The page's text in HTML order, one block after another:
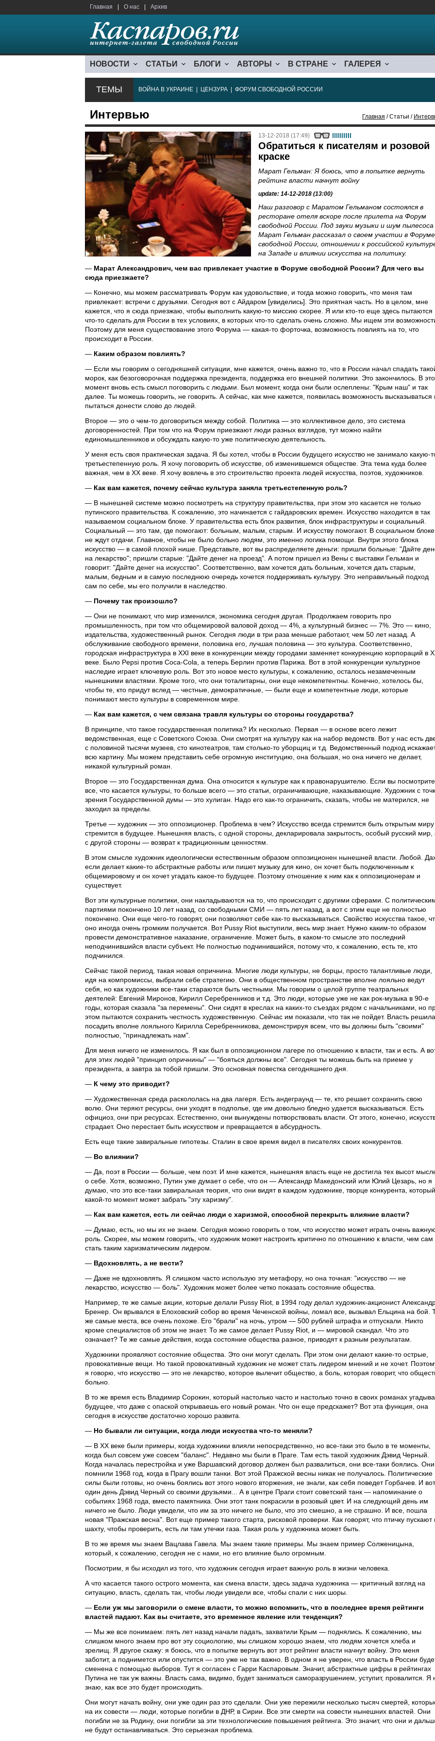
Главная О нас Архив
НОВОСТИ СТАТЬИ БЛОГИ АВТОРЫ В СТРАНЕ ГАЛЕРЕЯ
ТЕМЫ ВОЙНА В УКРАИНЕ ЦЕНЗУРА ФОРУМ СВОБОДНОЙ РОССИИ
Интервью Главная / Статьи /
13-12-2018 (17:49)
Обратиться к писателям и розовой
краске
Марат Гельман: Я боюсь, что в попытке вернуть
рейтинг власти начнут войну
update: 14-12-2018 (13:00)
Наш разговор с Маратом Гельманом состоялся в
ресторане отеля вскоре после прилета на Форум
свободной России. Под звуки музыки и шум пылесоса
Марат Гельман рассказал о своем участии в Форуме
свободной России, отношении к российской
на Западе и влиянии искусства на политику.
— Марат Александрович, чем вас привлекает участие в Форуме свободной России? Для чего вы
сюда приезжаете?
— Конечно, мы можем рассматривать Форум как удовольствие, и тогда можно говорить, что меня там
привлекает: встречи с друзьями. Сегодня вот с Айдаром [увиделись]. Это приятная часть. Но в целом, мне
кажется, что я сюда приезжаю, чтобы выполнить какую-то миссию скорее. Я или кто-то еще здесь пытаются
что-то сделать для России в тех условиях, в которых что-то сделать очень сложно. Мы ищем эти
Поэтому для меня существование этого Форума — какая-то форточка, возможность повлиять на то, что
происходит в России.
— Каким образом повлиять?
— Если мы говорим о сегодняшней ситуации, мне кажется, очень важно то, что в России начал спадать
морок, как безоговорочная поддержка президента, поддержка его внешней политики. Это закончилось. В
момент вновь есть смысл поговорить с людьми. Был момент, когда они были ослеплены: "Крым наш" и так
далее. Ты можешь говорить, не говорить. А сейчас, как мне кажется, появилась возможность высказываться
пытаться донести слово до людей.
Второе — это о чем-то договориться между собой. Политика — это коллективное дело, это система
договоренностей. При том что на Форум приезжают люди разных взглядов, тут можно найти
единомышленников и обсуждать какую-то уже политическую деятельность.
У меня есть своя практическая задача. Я бы хотел, чтобы в России будущего искусство не занимало какую-
третьестепенную роль. Я хочу поговорить об искусстве, об изменившемся обществе. Эта тема куда более
важная, чем в ХХ веке. Я хочу вовлечь в это строительство проекта людей искусства, поэтов, художников.
— Как вам кажется, почему сейчас культура заняла третьестепенную роль?
— В нынешней системе можно посмотреть на структуру правительства, при этом это касается не только
путинского правительства. К сожалению, это начинается с гайдаровских времен. Искусство находится в так
называемом социальном блоке. У правительства есть блок развития, блок инфраструктуры и социальный.
Социальный — это там, где помогают: больным, малым, старым. И искусству помогают. В социальном блоке
не ждут отдачи. Главное, чтобы не было больно людям, это именно логика помощи. Внутри этого блока
искусство — в самой плохой нише. Представьте, вот вы распределяете деньги: пришли больные: "Дайте
на лекарство"; пришли старые: "Дайте денег на проезд". А потом пришел из Вены с выставки Гельман и
говорит: "Дайте денег на искусство". Соответственно, вам хочется дать больным, хочется дать старым,
малым, бедным и в самую последнюю очередь хочется поддерживать культуру. Это неправильный подход
сам по себе, мы его получили в наследство.
— Почему так произошло?
— Они не понимают, что мир изменился, экономика сегодня другая. Продолжаем говорить про
промышленность, при том что общемировой валовой доход — 4%, а культурный бизнес — 7%. Это — кино,
издательства, художественный рынок. Сегодня люди в три раза меньше работают, чем 50 лет назад. А
обслуживание свободного времени, половина его, лучшая половина — это культура. Соответственно,
городская инфраструктура в ХХI веке в конкуренции между городами заменяет конкуренцию корпораций в
веке. Было Pepsi против Coca-Cola, а теперь Берлин против Парижа. Вот в этой конкуренции культурное
наследие играет ключевую роль. Вот это новое место культуры, к сожалению, осталось незамеченным
нынешними властями. Кроме того, что они тоталитарны, они еще некомпетентны. Конечно, хотелось бы,
чтобы те, кто придут вслед — честные, демократичные, — были еще и компетентные люди, которые
понимают место культуры в современном мире.
— Как вам кажется, с чем связана травля культуры со стороны государства?
В принципе, что такое государственная политика? Их несколько. Первая — в основе всего лежит
ведомственная, еще с Советского Союза. Они смотрят на культуру как на набор ведомств. Вот у нас есть
с половиной тысячи музеев, сто кинотеатров, там столько-то уборщиц и т.д. Ведомственный подход
всю картину. Мы можем представить себе огромную институцию, она большая, но она ничего не делает,
никакой культурный роман.
Второе — это Государственная дума. Она относится к культуре как к правонарушителю. Если вы посмотрите
все, что касается культуры, то больше всего — это статьи, ограничивающие, наказывающие. Художник с
зрения Государственной думы — это хулиган. Надо его как-то ограничить, сказать, чтобы не матерился, не
заходил за пределы.
Третье — художник — это оппозиционер. Проблема в чем? Искусство всегда стремится быть открытым миру
стремится в будущее. Нынешняя власть, с одной стороны, декларировала закрытость, особый русский мир,
с другой стороны — возврат к традиционным ценностям.
В этом смысле художник идеологически естественным образом оппозиционен нынешней власти. Любой.
если делает какие-то абстрактные работы или пишет музыку для кино, он хочет быть подключенным к
общемировому и он хочет угадать какое-то будущее. Поэтому отношение к ним как к оппозиционерам и
существует.
Вот эти культурные политики, они накладываются на то, что происходит с другими сферами. С
партиями покончено 10 лет назад, со свободными СМИ — пять лет назад, а вот с этим еще не полностью
покончено. Они еще чего-то говорят, они позволяют себе как-то высказываться. Свойство искусства такое,
оно иногда очень громким получается. Вот Pussy Riot выступили, весь мир знает. Нужно каким-то образом
провести демонстративное наказание, ограничение. Может быть, в каком-то смысле это последний
неподчинившийся власти субъект. Не полностью подчинившийся, потому что, к сожалению, есть те, кто
подчинился.
Сейчас такой период, такая новая опричнина. Многие люди культуры, не борцы, просто талантливые люди,
идя на компромиссы, выбрали себе стратегию. Они в общественном пространстве вполне лояльно ведут
себя, но как художники все-таки стараются быть честными. Мы говорим о целой группе театральных
деятелей: Евгений Миронов, Кирилл Серебренников и т.д. Это люди, которые уже не как рок-музыка в 90-е
годы, которая сказала "за перемены". Они сидят в креслах на каких-то съездах рядом с начальниками, но
этом пытаются сохранить честность художественную. Сейчас им показали, что так не пойдет. Власть решила
посадить вполне лояльного Кирилла Серебренникова, демонстрируя всем, что вы должны быть "своими"
полностью, "принадлежать нам".
Для меня ничего не изменилось. Я как был в оппозиционном лагере по отношению к власти, так и есть. А
для этих людей "принцип опричнины" — "бояться должны все". Сегодня ты можешь быть на приеме у
президента, а завтра за тобой пришли. Это основная повестка сегодняшнего дня.
— К чему это приводит?
— Художественная среда раскололась на два лагеря. Есть андеграунд — те, кто решает сохранить свою
волю. Они теряют ресурсы, они уходят в подполье, где им довольно бледно удается высказываться. Есть
официоз, они при ресурсах. Естественно, они вынуждены потворствовать власти. От этого, конечно,
страдает. Оно перестает быть искусством и превращается в абсурдность.
Есть еще такие завиральные гипотезы. Сталин в свое время видел в писателях своих конкурентов.
— Во влиянии?
— Да, поэт в России — больше, чем поэт. И мне кажется, нынешняя власть еще не достигла тех высот
о себе. Хотя, возможно, Путин уже думает о себе, что он — Александр Македонский или Юлий Цезарь, но я
думаю, что это все-таки завиральная теория, что они видят в каждом художнике, творце конкурента,
какой-то момент может забрать "эту харизму".
— Как вам кажется, есть ли сейчас люди с харизмой, способной перекрыть влияние власти?
— Думаю, есть, но мы их не знаем. Сегодня можно говорить о том, что искусство может играть очень
роль. Скорее, мы можем говорить, что художник может настроить критично по отношению к власти, чем сам
стать таким харизматическим лидером.
— Вдохновлять, а не вести?
— Даже не вдохновлять. Я слишком часто использую эту метафору, но она точная: "искусство — не
лекарство, искусство — боль". Художник может более четко показать состояние общества.
Например, те же самые акции, которые делали Pussy Riot, в 1994 году делал художник-акционист
Бренер. Он врывался в Елоховский собор во время Чеченской войны, ломал все, вызывал Ельцина на бой.
же самые места, все очень похоже. Его "брали" на ночь, утром — 500 рублей штрафа и отпускали. Никто
кроме специалистов об этом не знает. То же самое делает Pussy Riot, и — мировой скандал. Что это
означает? Те же самые действия, когда состояние общества разное, приводят к разным результатам.
Художники проявляют состояние общества. Это они могут сделать. При этом они делают какие-то острые,
провокативные вещи. Но такой провокативный художник не может стать лидером мнений и не хочет.
я говорю, что искусство — это не лекарство, которое вылечит общество, а боль, которая говорит, что
больно.
В то же время есть Владимир Сорокин, который настолько часто и настолько точно в своих романах
будущее, что даже с опаской открываешь его новый роман. Что он еще предскажет? Вот эта функция, она
сегодня в искусстве достаточно хорошо развита.
— Но бывали ли ситуации, когда люди искусства что-то меняли?
— В ХХ веке были примеры, когда художники влияли непосредственно, но все-таки это было в те моменты,
когда был совсем уже совсем "баланс". Недавно мы были в Праге. Там есть такой художник Дэвид Черный.
Когда началась перестройка и уже Варшавский договор должен был развалиться, они все-таки боялись. Они
помнили 1968 год, когда в Прагу вошли танки. Вот этой Пражской весны никак не получалось. Политические
силы были готовы, но очень боялись вот этого нового вторжения, не знали, как себя поведет Горбачев. И
один день Дэвид Черный со своими друзьями... А в центре Праги стоит советский танк — напоминание о
событиях 1968 года, вместо памятника. Они этот танк покрасили в розовый цвет. И на следующий день им
ничего не было. Люди увидели, что им за это ничего не было, что это смешно, а не страшно. И все, пошла
новая "Пражская весна". Вот еще пример такого старта, рисковой проверки. Как говорят, что птичку пускают
шахту, чтобы проверить, есть ли там утечки газа. Такая роль у художника может быть.
В то же время мы знаем Вацлава Гавела. Мы знаем такие примеры. Мы знаем пример Солженицына,
который, к сожалению, сегодня не с нами, но его влияние было огромным.
Посмотрим, я бы исходил из того, что художник сегодня играет важную роль в жизни человека.
А что касается такого острого момента, как смена власти, здесь задача художника — критичный взгляд на
ситуацию, власть, сделать так, чтобы люди увидели все, чтобы спали с них шоры.
— Если уж мы заговорили о смене власти, то можно вспомнить, что в последнее время рейтинги
властей падают. Как вы считаете, это временное явление или тенденция?
— Мы же все понимаем: пять лет назад начали падать, захватили Крым — поднялись. К сожалению, мы
слишком много знаем про вот эту социологию, мы слишком хорошо знаем, что людям хочется хлеба и
зрелищ. Я другое скажу: я боюсь, что в попытке вернуть вот этот рейтинг власти начнут войну. Это меня
заботит, а поднимется или опустится — это уже не так важно. В одном я не уверен, что власть в России
сменена с помощью выборов. Тут я согласен с Гарри Каспаровым. Значит, абстрактные цифры в рейтингах
Путина не так уж важны. Власть сама, видимо, будет заниматься саморазрушением, уступит, провалится. Я
знаю, как все это будет происходить.
Они могут начать войну, они уже один раз это сделали. Они уже пережили несколько тысяч смертей,
на их совести — люди, которые погибли в ДНР, в Сирии. Все эти смерти на совести нынешних властей. Они
погибли не за Родину, они погибли за эти технологические повышения рейтинга. Это значит, что они и
не будут останавливаться. Это серьезная проблема.